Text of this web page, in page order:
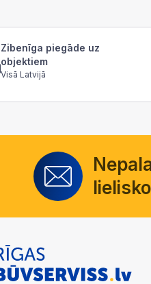
Zibenīga piegāde uz
objektiem
Visā Latvijā